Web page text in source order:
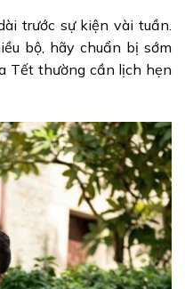
trước sự kiện vài tuần.
bộ, hãy chuẩn bị sớm
Tết thường cần lịch hẹn